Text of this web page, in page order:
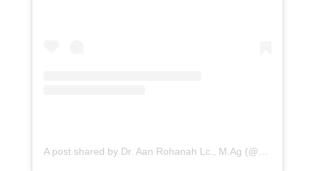
A post shared by Dr. Aan Rohanah Lc., M.Ag (@aanrohanah_16)